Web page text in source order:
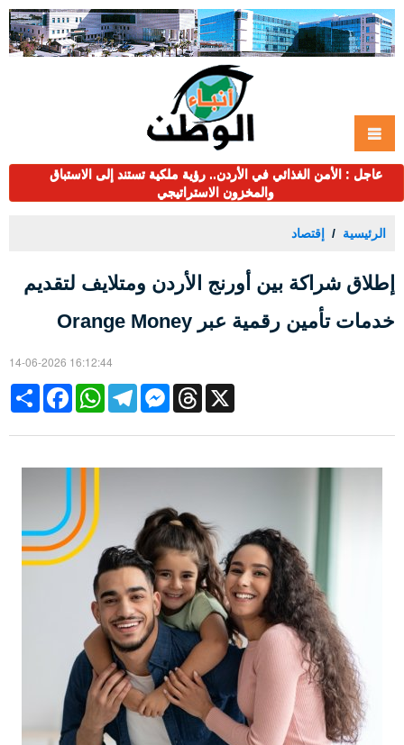
عاجل : الأمن الغذائي في الأردن.. رؤية ملكية تستند إلى الاستباق
والمخزون الاستراتيجي
الرئيسية إقتصاد
إطلاق شراكة بين أورنج الأردن ومتلايف لتقديم
خدمات تأمين رقمية عبر Orange Money
14-06-2026 16:12:44
Share
FacebookWhatsAppTelegramMessengerThreads X